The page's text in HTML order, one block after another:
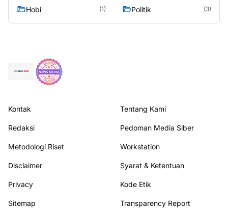
Hobi (1) Politik (3)
Kontak Tentang Kami
Redaksi Pedoman Media Siber
Metodologi Riset Workstation
Disclaimer Syarat & Ketentuan
Privacy Kode Etik
Sitemap Transparency Report